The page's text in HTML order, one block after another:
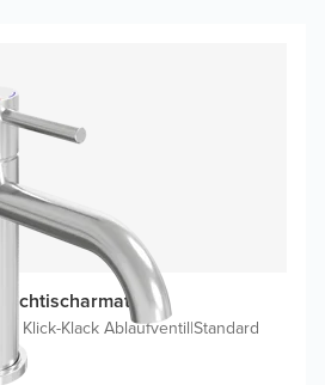
Klick-Klack Ablaufventil|Standard